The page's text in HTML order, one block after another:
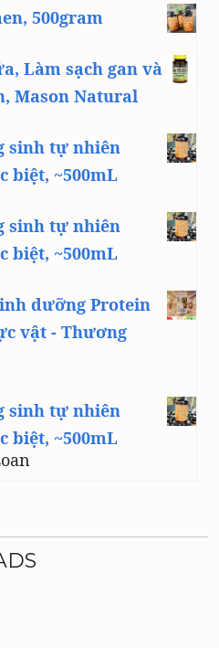
500gram
Làm sạch gan và
Mason Natural
sinh tự nhiên
biệt, ~500mL
sinh tự nhiên
biệt, ~500mL
dưỡng Protein
vật - Thương
sinh tự nhiên
biệt, ~500mL